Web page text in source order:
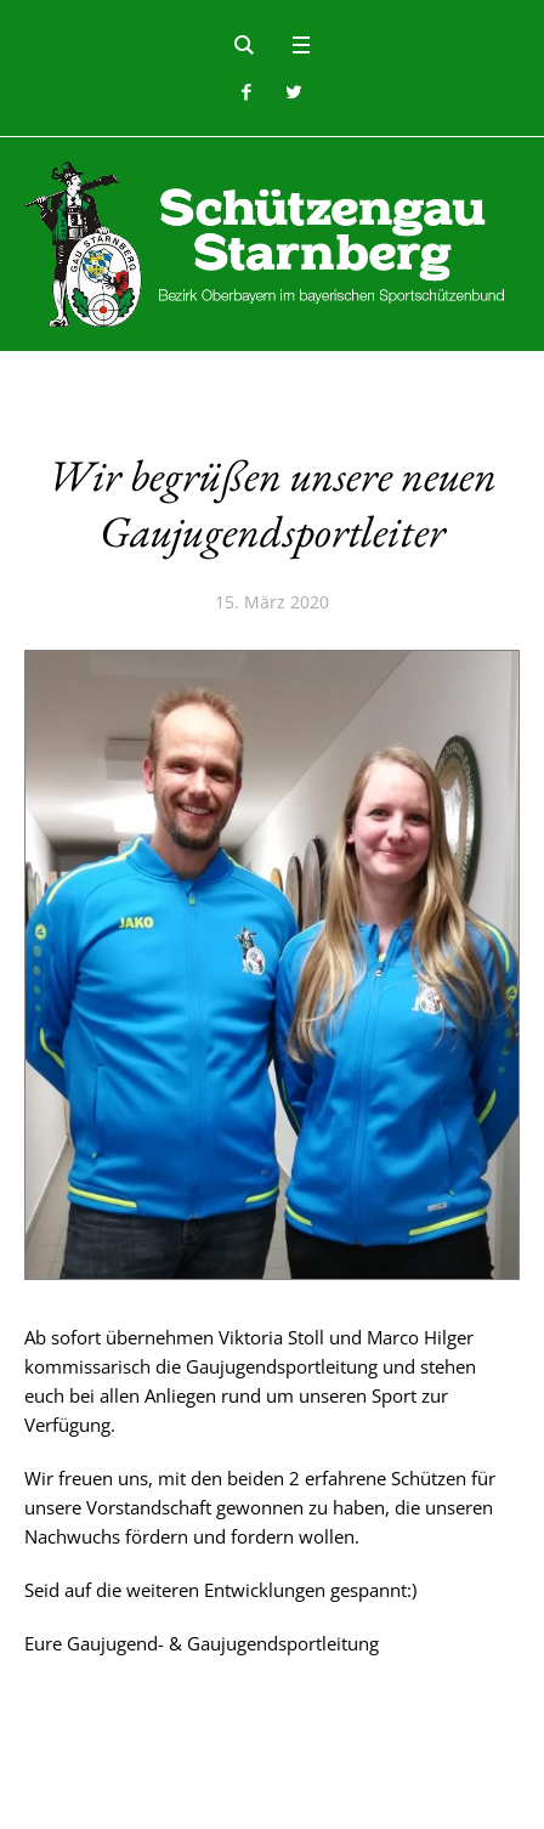
Wir begrüßen unsere neuen
Gaujugendsportleiter
15. März 2020
Ab sofort übernehmen Viktoria Stoll und Marco Hilger
kommissarisch die Gaujugendsportleitung und stehen
euch bei allen Anliegen rund um unseren Sport zur
Verfügung.
Wir freuen uns, mit den beiden 2 erfahrene Schützen für
unsere Vorstandschaft gewonnen zu haben, die unseren
Nachwuchs fördern und fordern wollen.
Seid auf die weiteren Entwicklungen gespannt:)
Eure Gaujugend- & Gaujugendsportleitung